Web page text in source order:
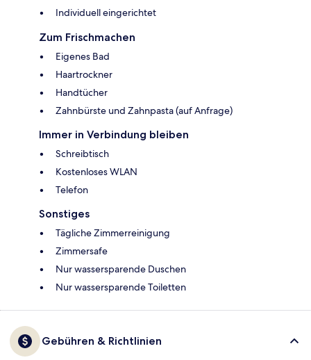
Individuell eingerichtet
Zum Frischmachen
Eigenes Bad
Haartrockner
Handtücher
Zahnbürste und Zahnpasta (auf Anfrage)
Immer in Verbindung bleiben
Schreibtisch
Kostenloses WLAN
Telefon
Sonstiges
Tägliche Zimmerreinigung
Zimmersafe
Nur wassersparende Duschen
Nur wassersparende Toiletten
Gebühren & Richtlinien